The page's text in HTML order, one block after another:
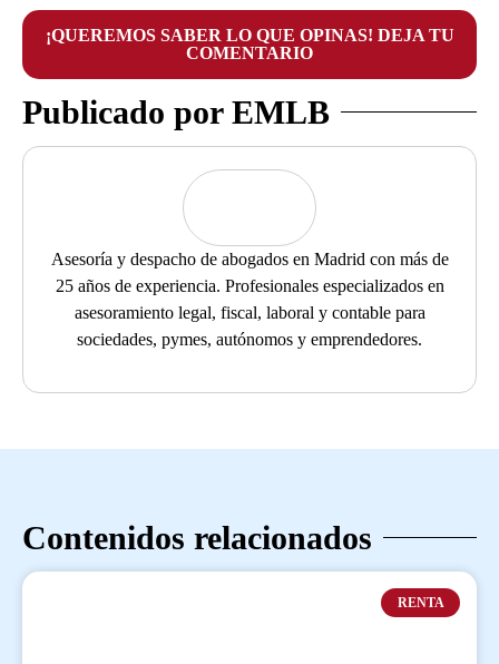
¡QUEREMOS SABER LO QUE OPINAS! DEJA TU
COMENTARIO
Publicado por EMLB
Asesoría y despacho de abogados en Madrid con más de
25 años de experiencia. Profesionales especializados en
asesoramiento legal, fiscal, laboral y contable para
sociedades, pymes, autónomos y emprendedores.
Contenidos relacionados
RENTA